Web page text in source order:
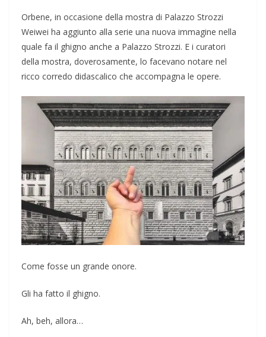
Orbene, in occasione della mostra di Palazzo Strozzi
Weiwei ha aggiunto alla serie una nuova immagine nella
quale fa il ghigno anche a Palazzo Strozzi. E i curatori
della mostra, doverosamente, lo facevano notare nel
ricco corredo didascalico che accompagna le opere.
Come fosse un grande onore.
Gli ha fatto il ghigno.
Ah, beh, allora…